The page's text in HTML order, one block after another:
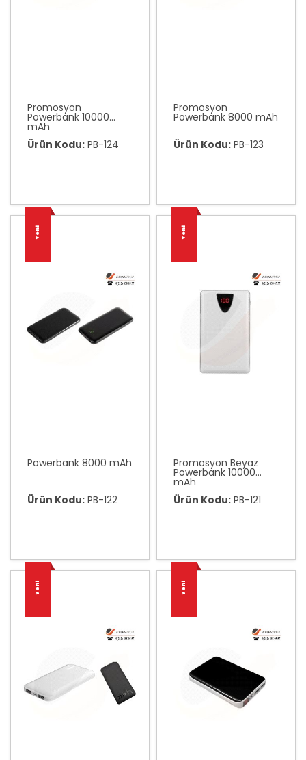
Promosyon
Powerbank 10000
mAh
Ürün Kodu: PB-124
Promosyon
Powerbank 8000 mAh
Ürün Kodu: PB-123
Yeni
Powerbank 8000 mAh
Ürün Kodu: PB-122
Yeni
Promosyon Beyaz
Powerbank 10000
mAh
Ürün Kodu: PB-121
Yeni Yeni